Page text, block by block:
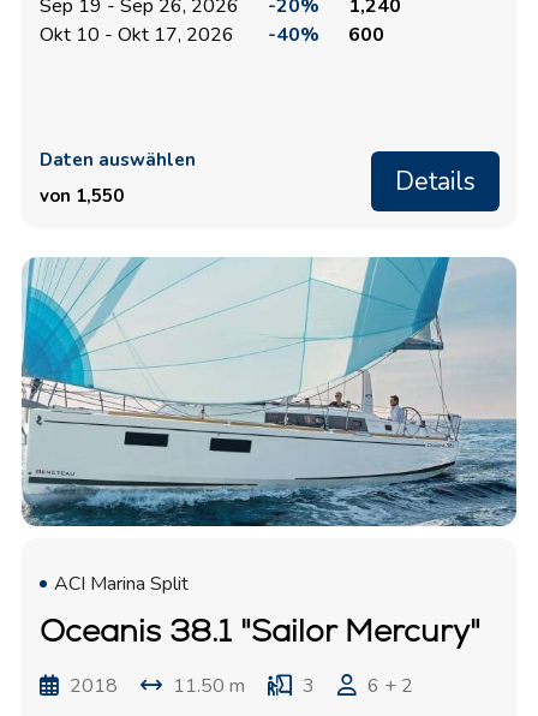
Sep 19 - Sep 26, 2026 -20%
1,240
Okt 10 - Okt 17, 2026
-40% 600
Daten auswählen
von 1,550
Details
ACI Marina Split
Oceanis 38.1 "Sailor Mercury"
2018 11.50 m 3
6 + 2